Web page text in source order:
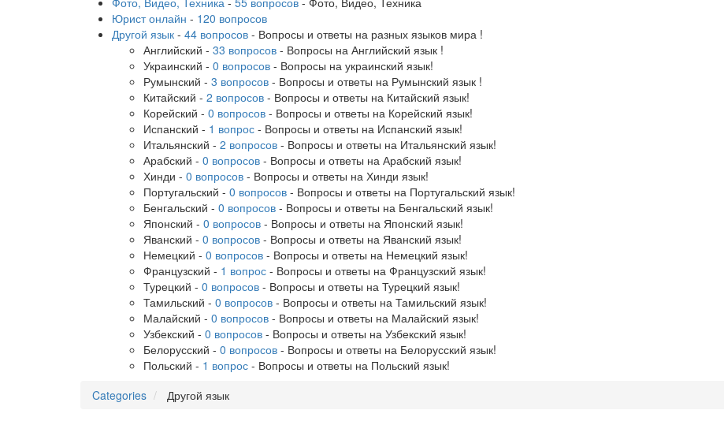
Юрист онлайн - 120 вопросов
Другой язык - 44 вопросов - Вопросы и ответы на разных языков мира !
Английский - 33 вопросов - Вопросы на Английский язык !
Украинский - 0 вопросов - Вопросы на украинский язык!
Румынский - 3 вопросов - Вопросы и ответы на Румынский язык !
Китайский - 2 вопросов - Вопросы и ответы на Китайский язык!
Корейский - 0 вопросов - Вопросы и ответы на Корейский язык!
Испанский - 1 вопрос - Вопросы и ответы на Испанский язык!
Итальянский - 2 вопросов - Вопросы и ответы на Итальянский язык!
Арабский - 0 вопросов - Вопросы и ответы на Арабский язык!
Хинди - 0 вопросов - Вопросы и ответы на Хинди язык!
Португальский - 0 вопросов - Вопросы и ответы на Португальский язык!
Бенгальский - 0 вопросов - Вопросы и ответы на Бенгальский язык!
Японский - 0 вопросов - Вопросы и ответы на Японский язык!
Яванский - 0 вопросов - Вопросы и ответы на Яванский язык!
Немецкий - 0 вопросов - Вопросы и ответы на Немецкий язык!
Французский - 1 вопрос - Вопросы и ответы на Французский язык!
Турецкий - 0 вопросов - Вопросы и ответы на Турецкий язык!
Тамильский - 0 вопросов - Вопросы и ответы на Тамильский язык!
Малайский - 0 вопросов - Вопросы и ответы на Малайский язык!
Узбекский - 0 вопросов - Вопросы и ответы на Узбекский язык!
Белорусский - 0 вопросов - Вопросы и ответы на Белорусский язык!
Польский - 1 вопрос - Вопросы и ответы на Польский язык!
Categories
Другой язык